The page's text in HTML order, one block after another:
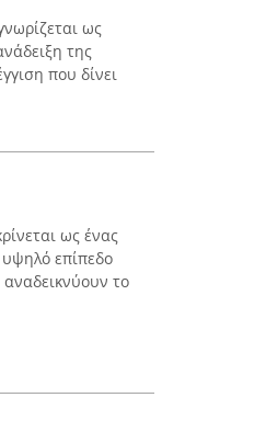
ως
της
που δίνει
ως ένας
υψηλό επίπεδο
το